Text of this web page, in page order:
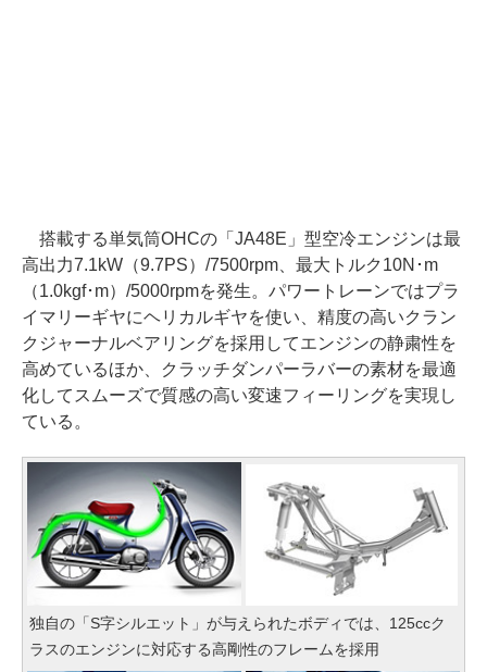
搭載する単気筒OHCの「JA48E」型空冷エンジンは最
高出力7.1kW（9.7PS）/7500rpm、最大トルク10N･m
（1.0kgf･m）/5000rpmを発生。パワートレーンではプラ
イマリーギヤにヘリカルギヤを使い、精度の高いクラン
クジャーナルベアリングを採用してエンジンの静粛性を
高めているほか、クラッチダンパーラバーの素材を最適
化してスムーズで質感の高い変速フィーリングを実現し
ている。
独自の「S字シルエット」が与えられたボディでは、125ccク
ラスのエンジンに対応する高剛性のフレームを採用